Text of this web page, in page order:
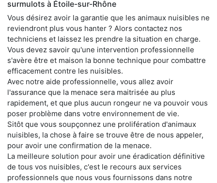
surmulots à Étoile-sur-Rhône
Vous désirez avoir la garantie que les animaux nuisibles ne
reviendront plus vous hanter ? Alors contactez nos
techniciens et laissez les prendre la situation en charge.
Vous devez savoir qu'une intervention professionnelle
s'avère être et maison la bonne technique pour combattre
efficacement contre les nuisibles.
Avec notre aide professionnelle, vous allez avoir
l'assurance que la menace sera maitrisée au plus
rapidement, et que plus aucun rongeur ne va pouvoir vous
poser problème dans votre environnement de vie.
Sitôt que vous soupçonnez une prolifération d'animaux
nuisibles, la chose à faire se trouve être de nous appeler,
pour avoir une confirmation de la menace.
La meilleure solution pour avoir une éradication définitive
de tous vos nuisibles, c'est le recours aux services
professionnels que nous vous fournissons dans notre